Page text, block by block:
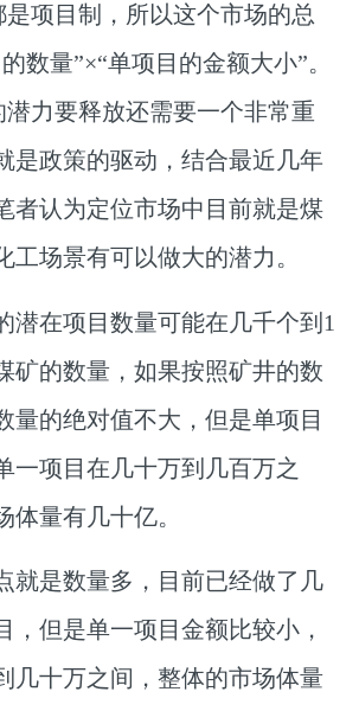
是项目制，所以这个市场的总
数量”×“单项目的金额大小”。
力要释放还需要一个非常重
是政策的驱动，结合最近几年
者认为定位市场中目前就是煤
工场景有可以做大的潜力。
潜在项目数量可能在几千个到1
矿的数量，如果按照矿井的数
量的绝对值不大，但是单项目
一项目在几十万到几百万之
体量有几十亿。
就是数量多，目前已经做了几
，但是单一项目金额比较小，
几十万之间，整体的市场体量